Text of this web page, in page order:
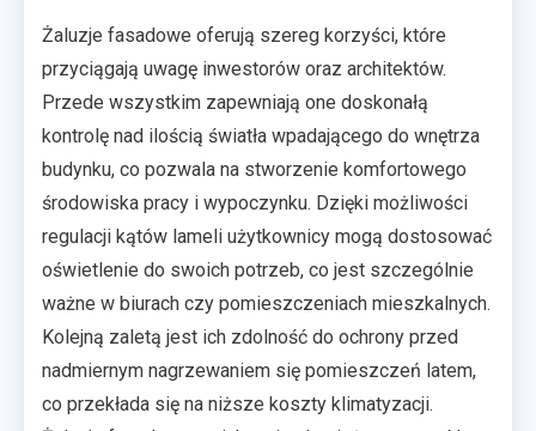
Żaluzje fasadowe oferują szereg korzyści, które
przyciągają uwagę inwestorów oraz architektów.
Przede wszystkim zapewniają one doskonałą
kontrolę nad ilością światła wpadającego do wnętrza
budynku, co pozwala na stworzenie komfortowego
środowiska pracy i wypoczynku. Dzięki możliwości
regulacji kątów lameli użytkownicy mogą dostosować
oświetlenie do swoich potrzeb, co jest szczególnie
ważne w biurach czy pomieszczeniach mieszkalnych.
Kolejną zaletą jest ich zdolność do ochrony przed
nadmiernym nagrzewaniem się pomieszczeń latem,
co przekłada się na niższe koszty klimatyzacji.